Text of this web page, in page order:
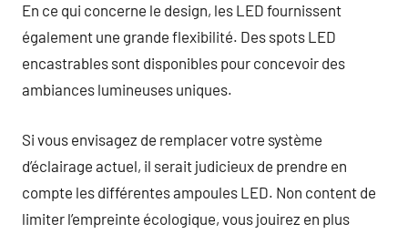
En ce qui concerne le design, les LED fournissent
également une grande flexibilité. Des spots LED
encastrables sont disponibles pour concevoir des
ambiances lumineuses uniques.
Si vous envisagez de remplacer votre système
d’éclairage actuel, il serait judicieux de prendre en
compte les différentes ampoules LED. Non content de
limiter l’empreinte écologique, vous jouirez en plus